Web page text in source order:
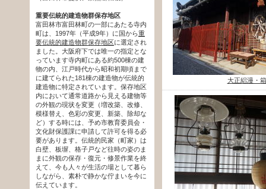
大正絽漫・
重要伝統的建造物群保存地区
富田林市富田林町の一部にあたる寺内
町は、1997年（平成9年）に国から重
要伝統的建造物群保存地区に選定され
ました。大阪府下では唯一の指定とな
っています寺内町にある約500棟の建
物の内、江戸時代から昭和初期頃まで
に建てられた181棟の建造物が伝統的
建造物に特定されています。保存地区
内において通常道路から見える建物等
の外観の現状を変更（増改築、改修、
模様替え、色彩の変更、新築、除却な
ど）する時には、予め市教育委員会・
文化財保護課に申請して許可を得る必
要があります。伝統的民家（町家）は
白壁、板塀、格子戸など往時の姿のま
まに外観の保存・復元・修景作業を終
えて、今も人々が生活の場として暮ら
しながら、素朴で静かな佇まいを今に
伝えています。